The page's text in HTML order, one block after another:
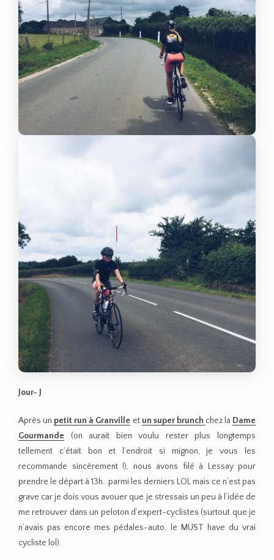
Jour- J
Après un petit run à Granville et un super brunch chez la Dame
Gourmande (on aurait bien voulu rester plus longtemps
tellement c’était bon et l’endroit si mignon, je vous les
recommande sincèrement !), nous avons filé à Lessay pour
prendre le départ à 13h.. parmi les derniers LOL mais ce n’est pas
grave car je dois vous avouer que je stressais un peu à l’idée de
me retrouver dans un peloton d’expert-cyclistes (surtout que je
n’avais pas encore mes pédales-auto, le MUST have du vrai
cycliste lol).